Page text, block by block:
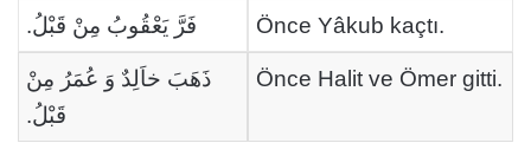
فَرَّ يَعْقُوبُ مِنْ قَبْلُ. Önce Yâkub kaçtı.
ذَهَبَ خاَلِدٌ وَ عُمَرُ مِنْ
قَبْلُ.
Önce Halit ve Ömer gitti.